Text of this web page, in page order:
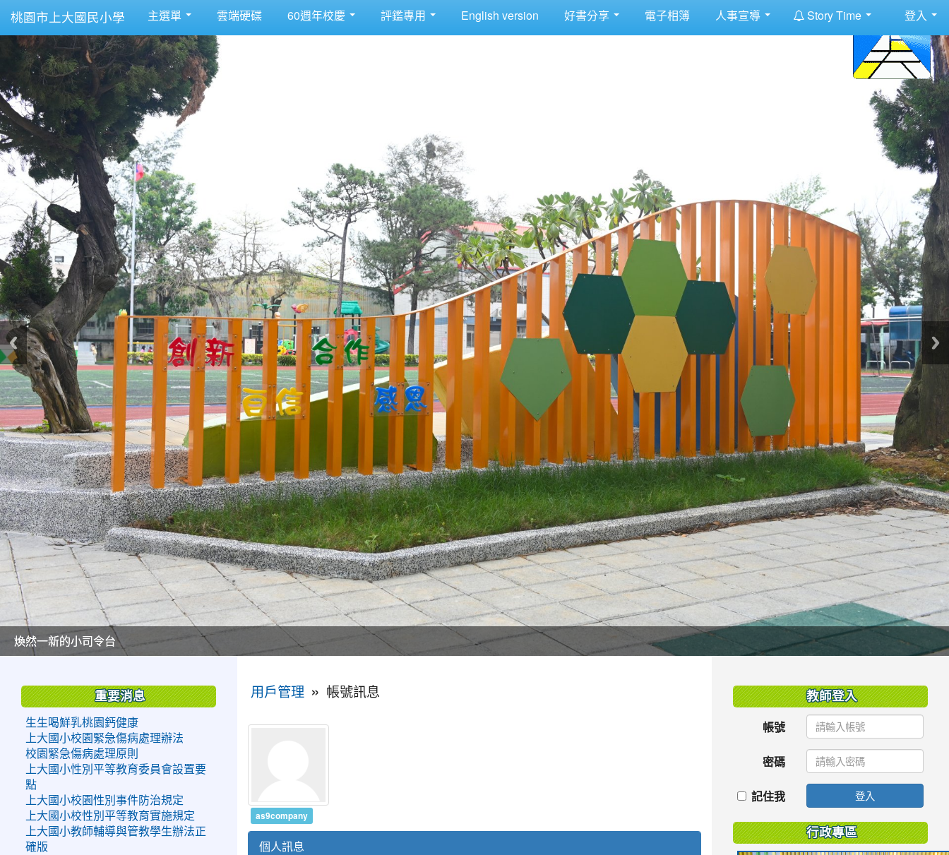
桃園市上大國民小學 主選單 雲端硬碟 60週年校慶 評鑑專用 English version 好書分享 電子相簿 人事宣導 Story Time 登入
美麗的操場是我們活力的來源
美麗的操場是我們活力的來源
煥然一新的小司令台
煥然一新的小司令台
富含桃園埤塘田園風光意象的中廊
富含桃園埤塘田園風光意象的中廊
嶄新的中庭廣場
嶄新的中庭廣場
水生池生生不息
水生池生生不息
用戶管理 » 帳號訊息
as9company
個人訊息
重要消息
生生喝鮮乳桃園鈣健康
上大國小校園緊急傷病處理辦法
校園緊急傷病處理原則
上大國小性別平等教育委員會設置要
點
上大國小校園性別事件防治規定
上大國小校性別平等教育實施規定
上大國小教師輔導與管教學生辦法正
確版
教師登入
帳號
密碼
記住我 登入
行政專區